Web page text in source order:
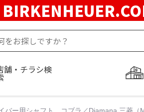
舗・チラシ検
ー用シャフト コブラ／Diamana 三菱（